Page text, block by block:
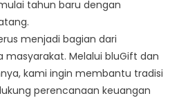
tahun baru dengan
menjadi bagian dari
Melalui bluGift dan
kami ingin membantu tradisi
perencanaan keuangan